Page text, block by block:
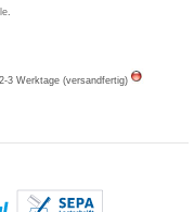
3 Werktage (versandfertig)